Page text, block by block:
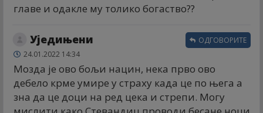
главе и одакле му толико богаство??
Уједињени
24.01.2022 14:34
Мозда је ово бољи нацин, нека прво ово
дебело крме умире у страху када це по њега а
зна да це доци на ред цека и стрепи. Могу
ОДГОВОРИТЕ